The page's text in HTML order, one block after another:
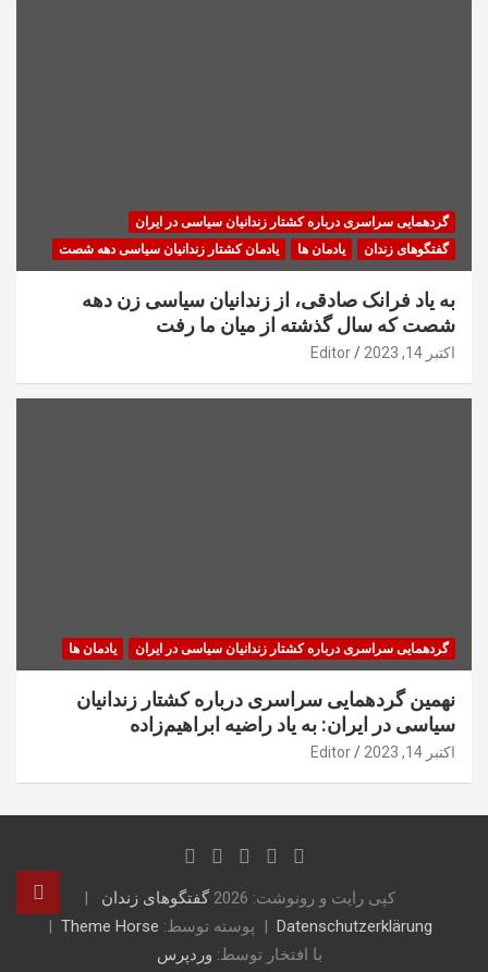
گردهمایی سراسری درباره کشتار زندانیان سیاسی در ایران
گفتگوهای زندان
یادمان ها یادمان کشتار زندانیان سیاسی دهه شصت
به یاد فرانک صادقی، از زندانیان سیاسی زن دهه
شصت که سال گذشته از میان ما رفت
اکتبر 14, 2023 Editor
گردهمایی سراسری درباره کشتار زندانیان سیاسی در ایران یادمان ها
نهمین گردهمایی سراسری درباره کشتار زندانیان
سیاسی در ایران: به یاد راضیه ابراهیم‌زاده
اکتبر 14, 2023 Editor
کپی رایت و رونوشت: 2026
گفتگوهای زندان
Datenschutzerklärung
پوسته توسط: Theme Horse
با افتخار توسط: وردپرس